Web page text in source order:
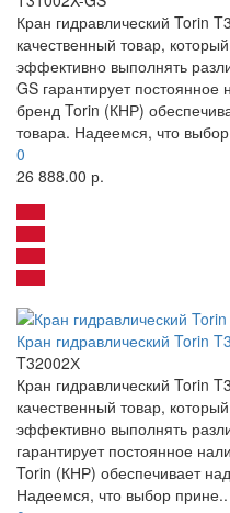
Кран гидравлический Torin
качественный товар,
эффективно выполнять
GS гарантирует постоянное
бренд Torin (КНР)
товара. Надеемся, что
0
26 888.00 р.
Кран гидравлический Torin
T32002Х
Кран гидравлический Torin
качественный товар,
эффективно выполнять
гарантирует постоянное
Torin (КНР) обеспечивает
Надеемся, что выбор прине..